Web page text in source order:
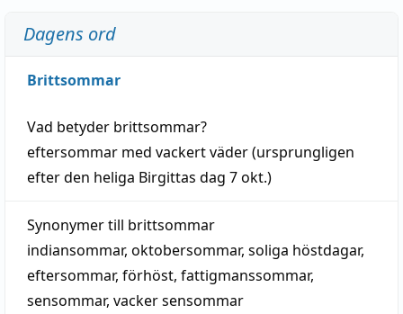
Dagens ord
Brittsommar
Vad betyder brittsommar?
eftersommar med vackertväder(ursprungligen
efter den heliga Birgittas dag 7 okt.)
Synonymer till brittsommar
indiansommar, oktobersommar, soliga höstdagar,
eftersommar, förhöst, fattigmanssommar,
sensommar, vacker sensommar